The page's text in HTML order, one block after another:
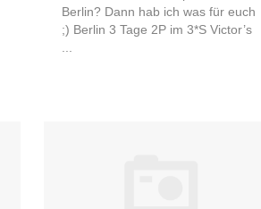
Berlin? Dann hab ich was für euch
;) Berlin 3 Tage 2P im 3*S Victor’s